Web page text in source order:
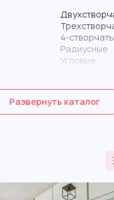
4-
Радиусные
Угловые
Корпусные
Развернуть каталог